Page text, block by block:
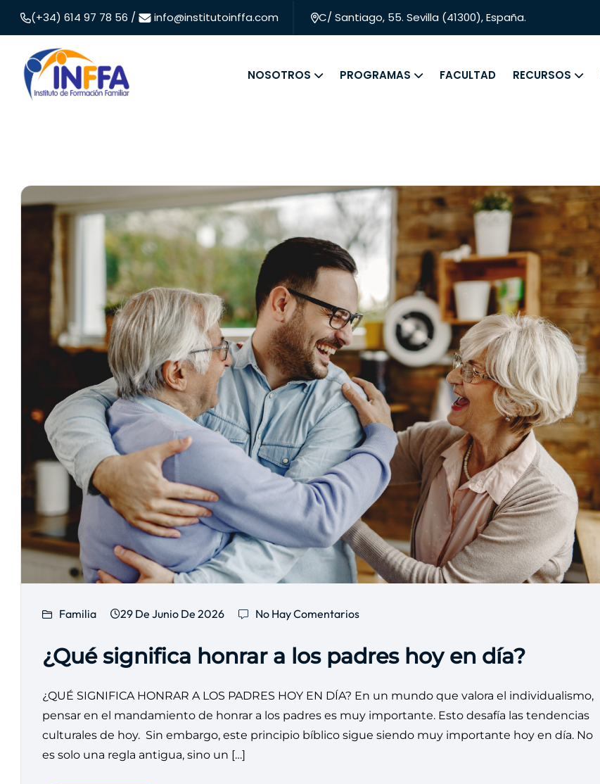
(+34) 614 97 78 56 / info@institutoinffa.com C/ Santiago, 55. Sevilla (41300), España.
NOSOTROS PROGRAMAS FACULTAD RECURSOS
Familia 29 De Junio De 2026 No Hay Comentarios
¿Qué significa honrar a los padres hoy en día?
¿QUÉ SIGNIFICA HONRAR A LOS PADRES HOY EN DÍA? En un mundo que valora el individualismo,
pensar en el mandamiento de honrar a los padres es muy importante. Esto desafía las tendencias
culturales de hoy. Sin embargo, este principio bíblico sigue siendo muy importante hoy en día. No
es solo una regla antigua, sino un […]